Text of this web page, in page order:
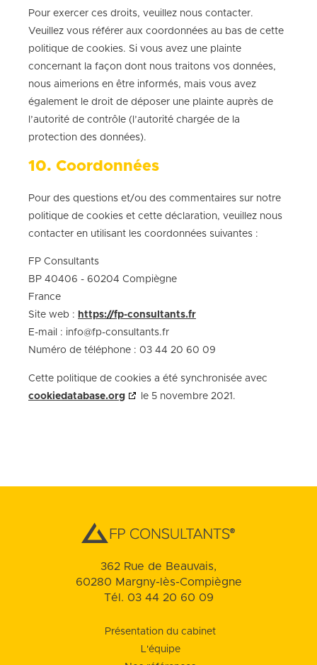
Pour exercer ces droits, veuillez nous contacter.
Veuillez vous référer aux coordonnées au bas de cette
politique de cookies. Si vous avez une plainte
concernant la façon dont nous traitons vos données,
nous aimerions en être informés, mais vous avez
également le droit de déposer une plainte auprès de
l’autorité de contrôle (l’autorité chargée de la
protection des données).
10. Coordonnées
Pour des questions et/ou des commentaires sur notre
politique de cookies et cette déclaration, veuillez nous
contacter en utilisant les coordonnées suivantes :
FP Consultants
BP 40406 - 60204 Compiègne
France
Site web : https://fp-consultants.fr
E-mail : info@fp-consultants.fr
Numéro de téléphone : 03 44 20 60 09
Cette politique de cookies a été synchronisée avec
cookiedatabase.org
le 5 novembre 2021.
362 Rue de Beauvais,
60280 Margny-lès-Compiègne
Tél. 03 44 20 60 09
Présentation du cabinet
L'équipe